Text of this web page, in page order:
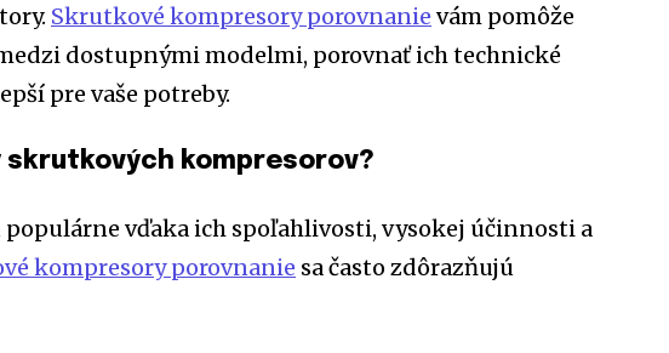
Skrutkové kompresory porovnanie vám pomôže
dostupnými modelmi, porovnať ich technické
pre vaše potreby.
skrutkových kompresorov?
vďaka ich spoľahlivosti, vysokej účinnosti a
kompresory porovnanie sa často zdôrazňujú